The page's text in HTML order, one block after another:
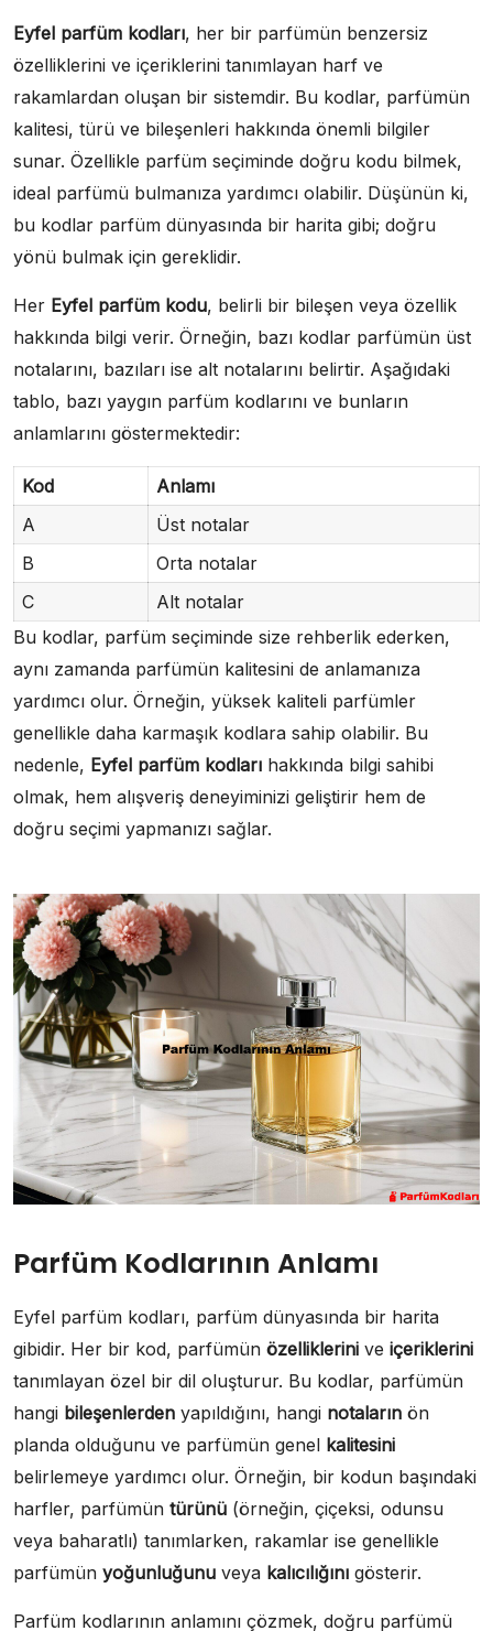
Eyfel parfüm kodları, her bir parfümün benzersiz
özelliklerini ve içeriklerini tanımlayan harf ve
rakamlardan oluşan bir sistemdir. Bu kodlar, parfümün
kalitesi, türü ve bileşenleri hakkında önemli bilgiler
sunar. Özellikle parfüm seçiminde doğru kodu bilmek,
ideal parfümü bulmanıza yardımcı olabilir. Düşünün ki,
bu kodlar parfüm dünyasında bir harita gibi; doğru
yönü bulmak için gereklidir.
Her Eyfel parfüm kodu, belirli bir bileşen veya özellik
hakkında bilgi verir. Örneğin, bazı kodlar parfümün üst
notalarını, bazıları ise alt notalarını belirtir. Aşağıdaki
tablo, bazı yaygın parfüm kodlarını ve bunların
anlamlarını göstermektedir:
Kod
Anlamı
A
Üst notalar
B
Orta notalar
C
Alt notalar
Bu kodlar, parfüm seçiminde size rehberlik ederken,
aynı zamanda parfümün kalitesini de anlamanıza
yardımcı olur. Örneğin, yüksek kaliteli parfümler
genellikle daha karmaşık kodlara sahip olabilir. Bu
nedenle, Eyfel parfüm kodları hakkında bilgi sahibi
olmak, hem alışveriş deneyiminizi geliştirir hem de
doğru seçimi yapmanızı sağlar.
Parfüm Kodlarının Anlamı
Eyfel parfüm kodları, parfüm dünyasında bir harita
gibidir. Her bir kod, parfümün özelliklerini ve içeriklerini
tanımlayan özel bir dil oluşturur. Bu kodlar, parfümün
hangi bileşenlerden yapıldığını, hangi notaların ön
planda olduğunu ve parfümün genel kalitesini
belirlemeye yardımcı olur. Örneğin, bir kodun başındaki
harfler, parfümün türünü (örneğin, çiçeksi, odunsu
veya baharatlı) tanımlarken, rakamlar ise genellikle
parfümün yoğunluğunu veya kalıcılığını gösterir.
Parfüm kodlarının anlamını çözmek, doğru parfümü